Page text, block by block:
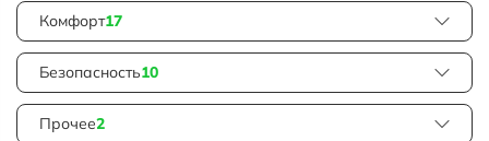
Комфорт17
Безопасность10
Прочее2